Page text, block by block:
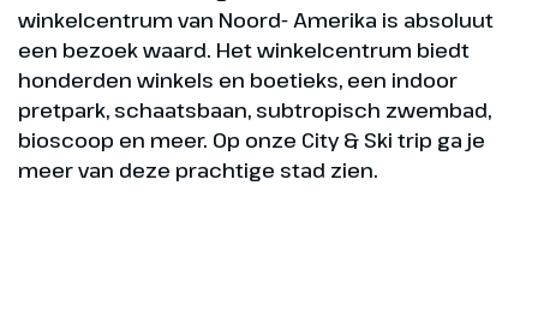
winkelcentrum van Noord- Amerika is absoluut
een bezoek waard. Het winkelcentrum biedt
honderden winkels en boetieks, een indoor
pretpark, schaatsbaan, subtropisch zwembad,
bioscoop en meer. Op onze City & Ski trip ga je
meer van deze prachtige stad zien.